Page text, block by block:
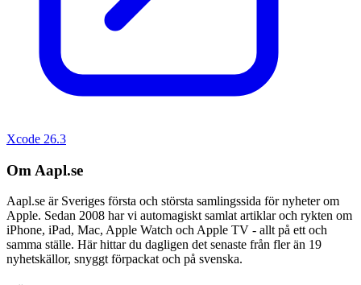
Xcode 26.3
Om Aapl.se
Aapl.se är Sveriges första och största samlingssida för nyheter om
Apple. Sedan 2008 har vi automagiskt samlat artiklar och rykten om
iPhone, iPad, Mac, Apple Watch och Apple TV - allt på ett och
samma ställe. Här hittar du dagligen det senaste från fler än 19
nyhetskällor, snyggt förpackat och på svenska.